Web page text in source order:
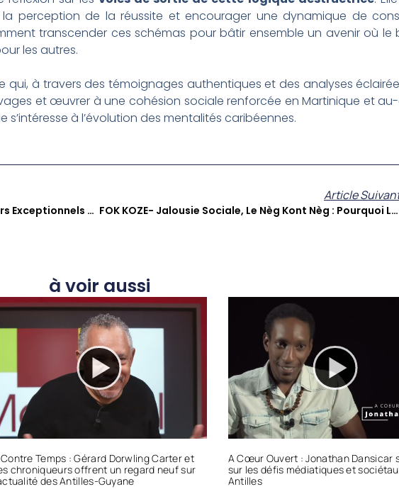
perception de la réussite et encourager une dynamique de
transcender ces schémas pour bâtir ensemble un avenir où le
les autres.
qui, à travers des témoignages authentiques et des analyses
et œuvrer à une cohésion sociale renforcée en Martinique et au-
à l’évolution des mentalités caribéennes.
Fanm Best Of N°4 : Célébrer Les Parcours Exceptionnels Des Femmes D’ici
Article
FOK KOZE- Jalousie Sociale, Le Nèg Kont Nèg : Pourquoi Le Bonheur Des Autres Nous Dérange Autant ?
à voir aussi
Temps : Gérard Dorwling Carter et
chroniqueurs offrent un regard neuf sur
des Antilles-Guyane
A Cœur Ouvert : Jonathan Dansicar
sur les défis médiatiques et
Antilles